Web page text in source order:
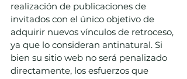
realización de publicaciones de
invitados con el único objetivo de
adquirir nuevos vínculos de retroceso,
ya que lo consideran antinatural. Si
bien su sitio web no será penalizado
directamente, los esfuerzos que